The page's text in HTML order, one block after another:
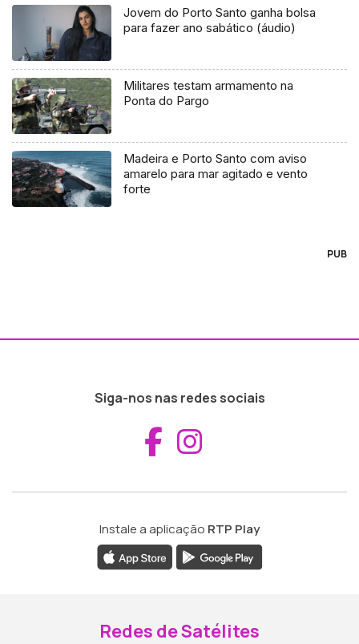
Jovem do Porto Santo ganha bolsa
para fazer ano sabático (áudio)
Militares testam armamento na
Ponta do Pargo
Madeira e Porto Santo com aviso
amarelo para mar agitado e vento
forte
PUB
Siga-nos nas redes sociais
Aceder ao
Instale a aplicação RTP Play
Redes de Satélites